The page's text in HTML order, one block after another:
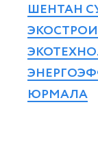
ШЕНТАН
ЮРМАЛА